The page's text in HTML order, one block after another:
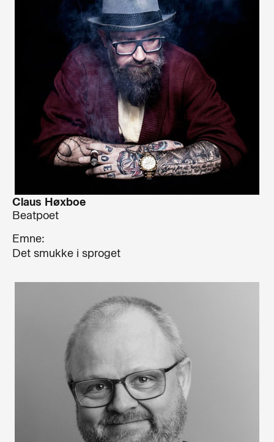
Claus Høxboe
Beatpoet
Emne:
Det smukke i sproget